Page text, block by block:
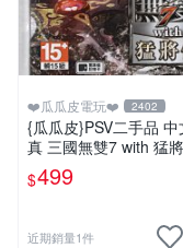
❤️瓜瓜皮電玩❤️ 2402
{瓜瓜皮}PSV二手品 中
真 三國無雙7 with 猛
戲都能回收)
$499
近期銷量1件